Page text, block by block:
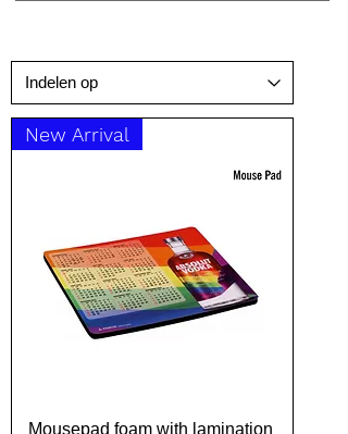
New Arrival
Mousepad foam with lamination